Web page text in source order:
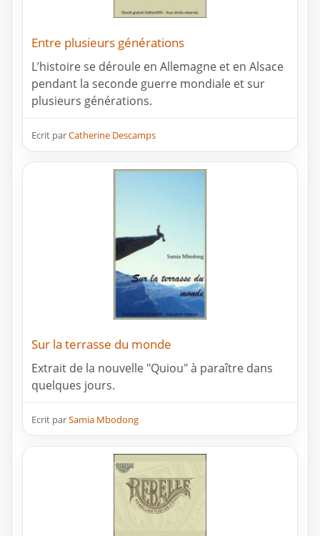
Entre plusieurs générations
L’histoire se déroule en Allemagne et en Alsace
pendant la seconde guerre mondiale et sur
plusieurs générations.
Ecrit parCatherine Descamps
Sur la terrasse du monde
Extrait de la nouvelle "Quiou" à paraître dans
quelques jours.
Ecrit parSamia Mbodong